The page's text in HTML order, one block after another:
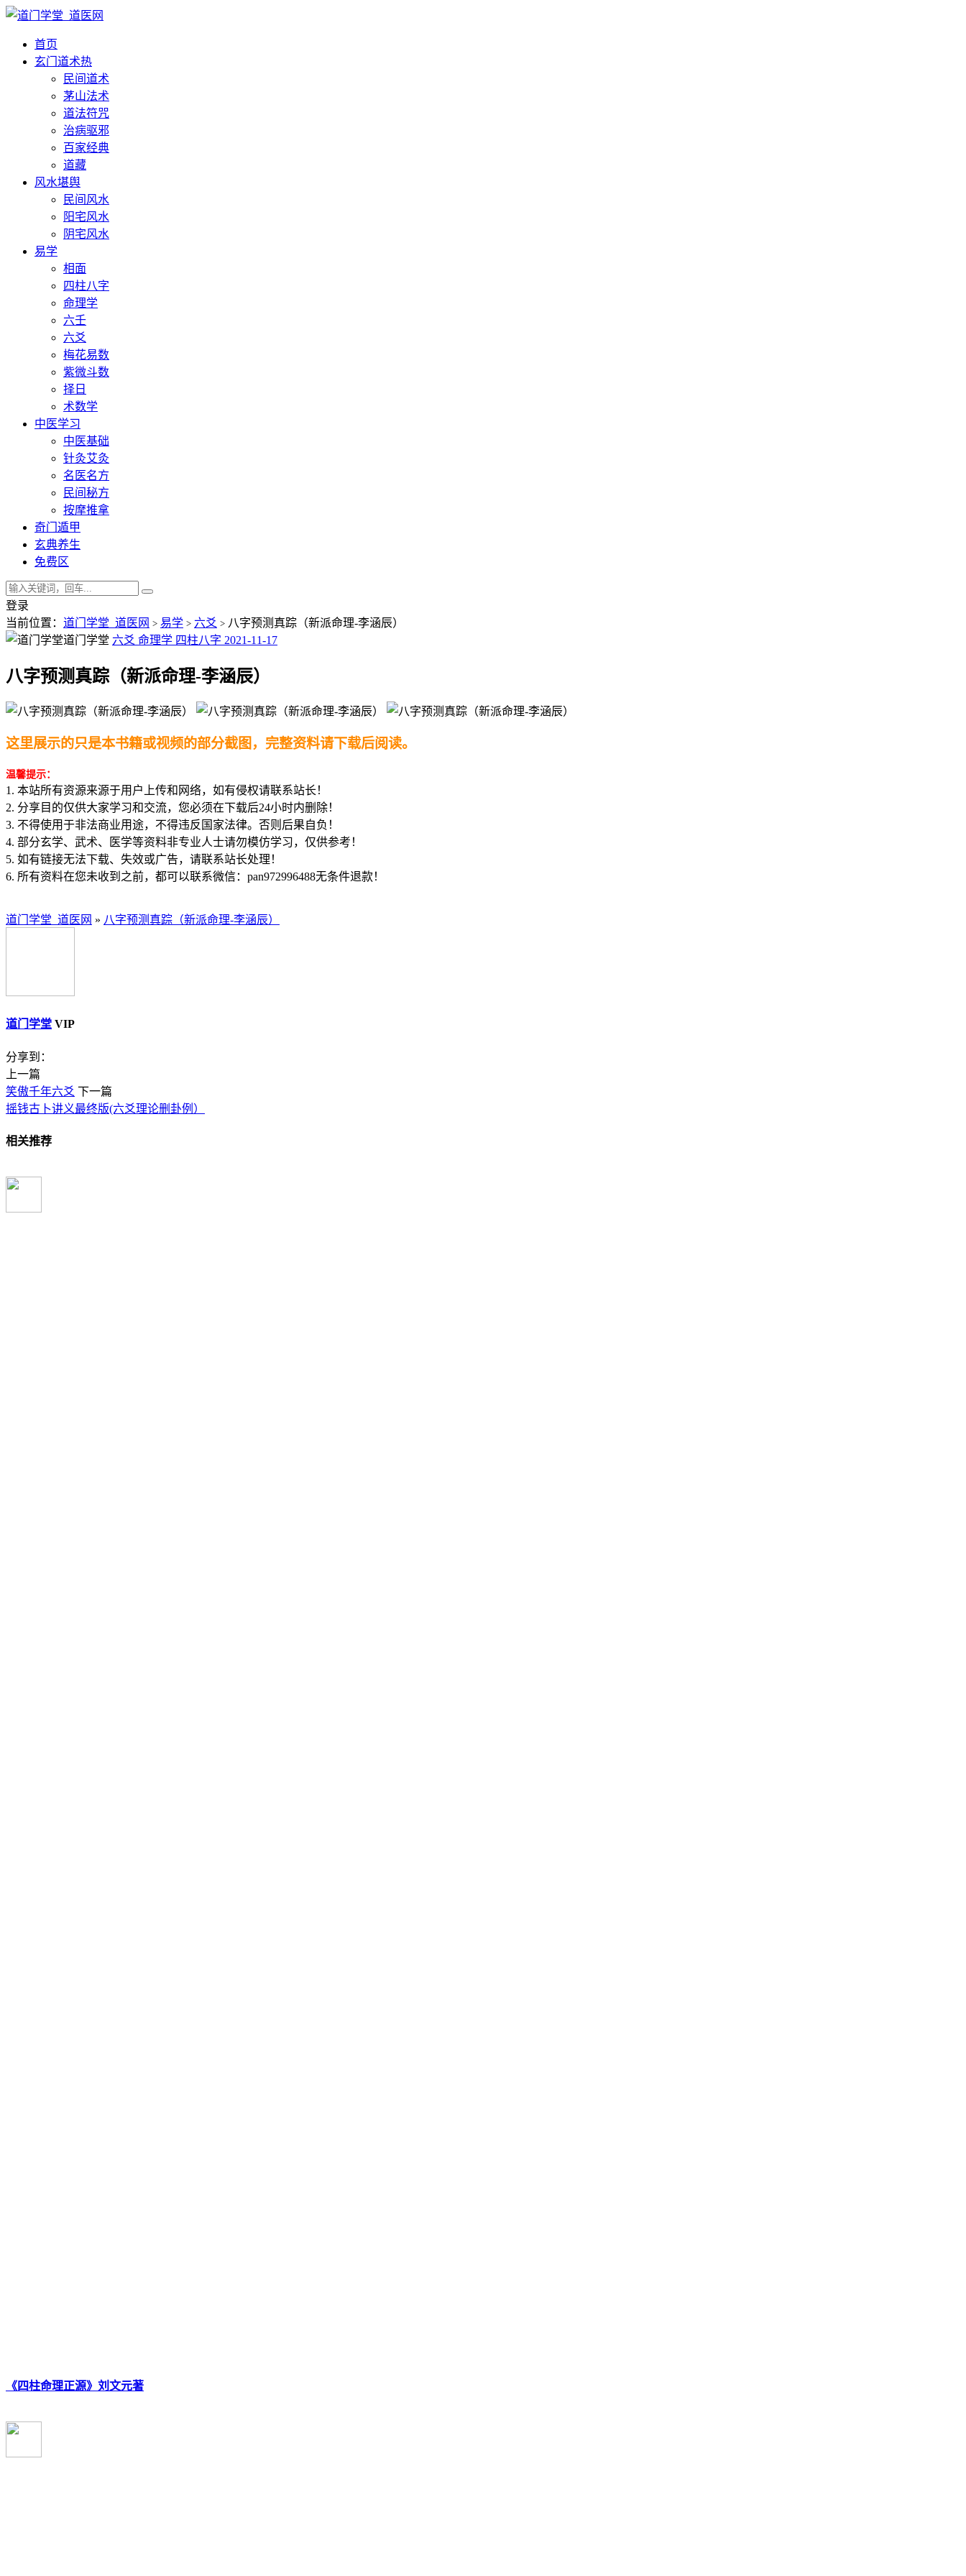
首页
玄门道术热
民间道术
茅山法术
道法符咒
治病驱邪
百家经典
道藏
风水堪舆
民间风水
阳宅风水
阴宅风水
易学
相面
四柱八字
命理学
六壬
六爻
梅花易数
紫微斗数
择日
术数学
中医学习
中医基础
针灸艾灸
名医名方
民间秘方
按摩推拿
奇门遁甲
玄典养生
免费区
登录
当前位置： 道门学堂_道医网 > 易学 > 六爻 > 八字预测真踪（新派命理-李涵辰）
道门学堂 六爻 命理学 四柱八字 2021-11-17
八字预测真踪（新派命理-李涵辰）
这里展示的只是本书籍或视频的部分截图，完整资料请下载后阅读。
温馨提示：
1. 本站所有资源来源于用户上传和网络，如有侵权请联系站长！
2. 分享目的仅供大家学习和交流，您必须在下载后24小时内删除！
3. 不得使用于非法商业用途，不得违反国家法律。否则后果自负！
4. 部分玄学、武术、医学等资料非专业人士请勿模仿学习，仅供参考！
5. 如有链接无法下载、失效或广告，请联系站长处理！
6. 所有资料在您未收到之前，都可以联系微信：pan972996488无条件退款！
道门学堂_道医网 » 八字预测真踪（新派命理-李涵辰）
道门学堂 VIP
分享到：
上一篇
笑傲千年六爻 下一篇
摇钱古卜讲义最终版(六爻理论删卦例）
相关推荐
《四柱命理正源》刘文元著